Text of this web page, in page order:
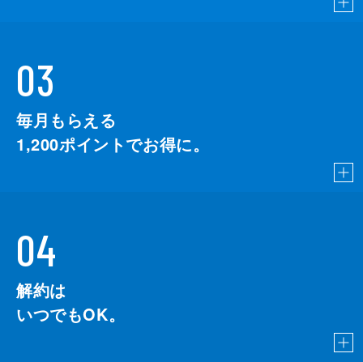
03
毎月もらえる
1,200ポイントでお得に。
04
解約は
いつでもOK。